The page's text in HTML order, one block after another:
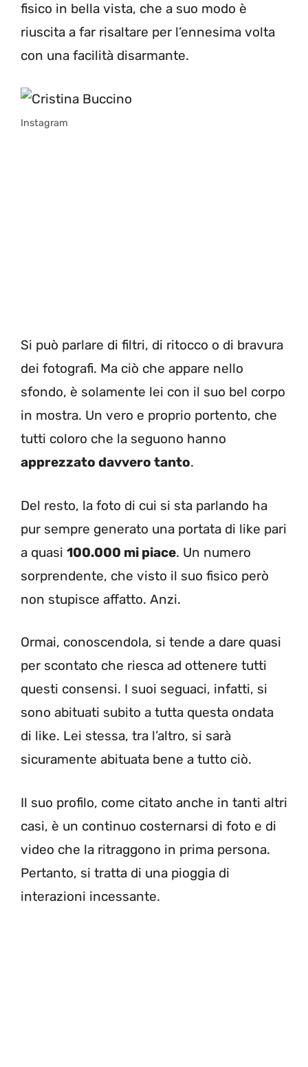
fisico in bella vista, che a suo modo è
riuscita a far risaltare per l’ennesima volta
con una facilità disarmante.
Instagram
Si può parlare di filtri, di ritocco o di bravura
dei fotografi. Ma ciò che appare nello
sfondo, è solamente lei con il suo bel corpo
in mostra. Un vero e proprio portento, che
tutti coloro che la seguono hanno
apprezzato davvero tanto.
Del resto, la foto di cui si sta parlando ha
pur sempre generato una portata di like pari
a quasi 100.000 mi piace. Un numero
sorprendente, che visto il suo fisico però
non stupisce affatto. Anzi.
Ormai, conoscendola, si tende a dare quasi
per scontato che riesca ad ottenere tutti
questi consensi. I suoi seguaci, infatti, si
sono abituati subito a tutta questa ondata
di like. Lei stessa, tra l’altro, si sarà
sicuramente abituata bene a tutto ciò.
Il suo profilo, come citato anche in tanti altri
casi, è un continuo costernarsi di foto e di
video che la ritraggono in prima persona.
Pertanto, si tratta di una pioggia di
interazioni incessante.